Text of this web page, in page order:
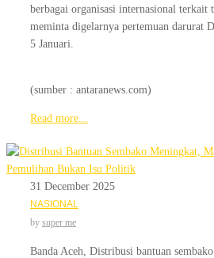
berbagai organisasi internasional terkait
meminta digelarnya pertemuan darurat
5 Januari.
(sumber : antaranews.com)
Read more...
31 December 2025
NASIONAL
by super me
Banda Aceh, Distribusi bantuan